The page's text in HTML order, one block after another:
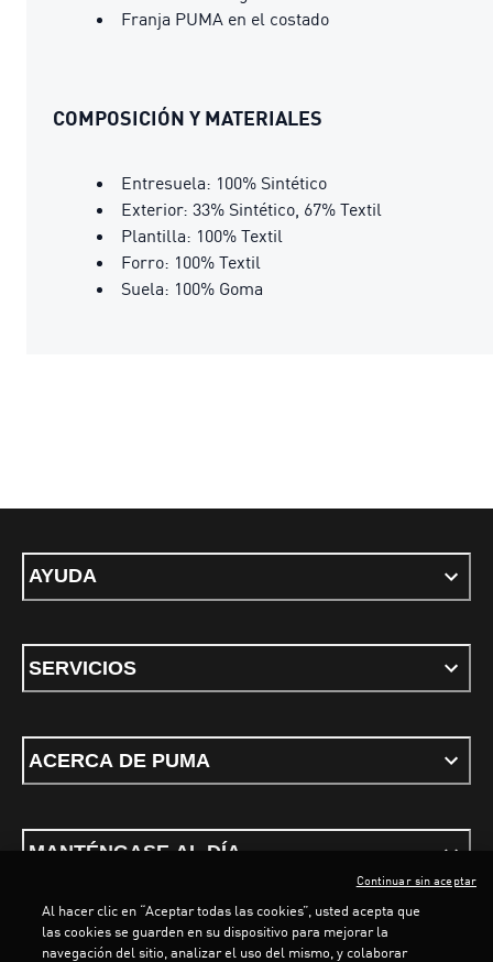
Franja PUMA en el costado
COMPOSICIÓN Y MATERIALES
Entresuela: 100% Sintético
Exterior: 33% Sintético, 67% Textil
Plantilla: 100% Textil
Forro: 100% Textil
Suela: 100% Goma
AYUDA
SERVICIOS
ACERCA DE PUMA
MANTÉNGASE AL DÍA
Al hacer clic en “Aceptar todas las cookies”, usted acepta que
las cookies se guarden en su dispositivo para mejorar la
navegación del sitio, analizar el uso del mismo, y colaborar
Continuar sin aceptar